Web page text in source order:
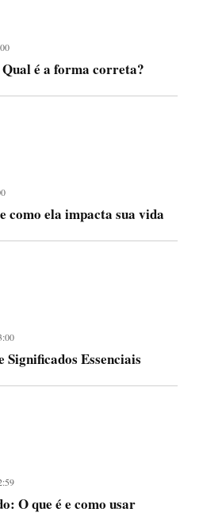
Qual é a forma correta?
como ela impacta sua vida
Essenciais
O que é e como usar